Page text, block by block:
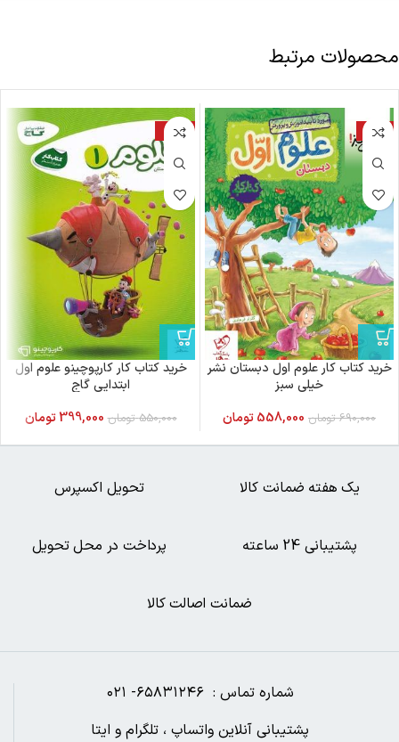
محصولات مرتبط
-19%
خرید کتاب کار علوم اول دبستان نشر
خیلی سبز
690,000 تومان 558,000تومان
-27%
خرید کتاب کار کارپوچینو علوم اول
ابتدایی گاج
550,000 تومان 399,000تومان
ضمانت اصالت کالا
پرداخت در محل تحویل پشتیبانی 24 ساعته
تحویل اکسپرس یک هفته ضمانت کالا
شماره تماس : ۶۵۸۳۱۲۴۶- ۰۲۱
پشتیبانی آنلاین واتساپ ، تلگرام و ایتا